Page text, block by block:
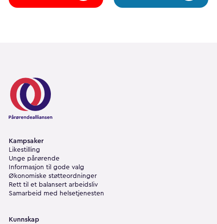
Pårørendealliansen
Kampsaker
Likestilling
Unge pårørende
Informasjon til gode valg
Økonomiske støtteordninger
Rett til et balansert arbeidsliv
Samarbeid med helsetjenesten
Kunnskap